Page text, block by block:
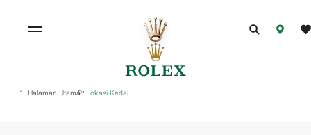
Halaman Utama/ Lokasi Kedai